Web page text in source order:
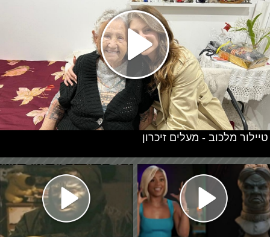
טיילור מלכוב - מעלים זיכרון